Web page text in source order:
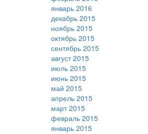
январь 2016
декабрь 2015
ноябрь 2015
октябрь 2015
сентябрь 2015
август 2015
июль 2015
июнь 2015
май 2015
апрель 2015
март 2015
февраль 2015
январь 2015